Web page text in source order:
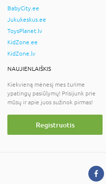
BabyCity.ee
Jukukeskus.ee
ToysPlanet.lv
KidZone.ee
KidZone.lv
NAUJIENLAIŠKIS
Kiekvieną mėnesį mes turime
ypatingų pasiūlymų! Prisijunk prie
mūsų ir apie juos sužinok pirmas!
Registruotis